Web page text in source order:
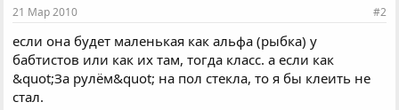
21 Мар 2010 #2
если она будет маленькая как альфа (рыбка) у
бабтистов или как их там, тогда класс. а если как
&quot;За рулём&quot; на пол стекла, то я бы клеить не
стал.